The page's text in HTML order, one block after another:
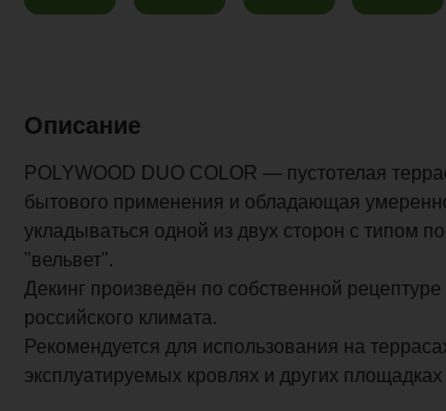
Описание
POLYWOOD DUO COLOR — пустотелая
бытового применения и обладающая
укладываться одной из двух сторон с типом
"вельвет".
Декинг произведён по собственной
российского климата.
Рекомендуется для использования на
эксплуатируемых кровлях и других